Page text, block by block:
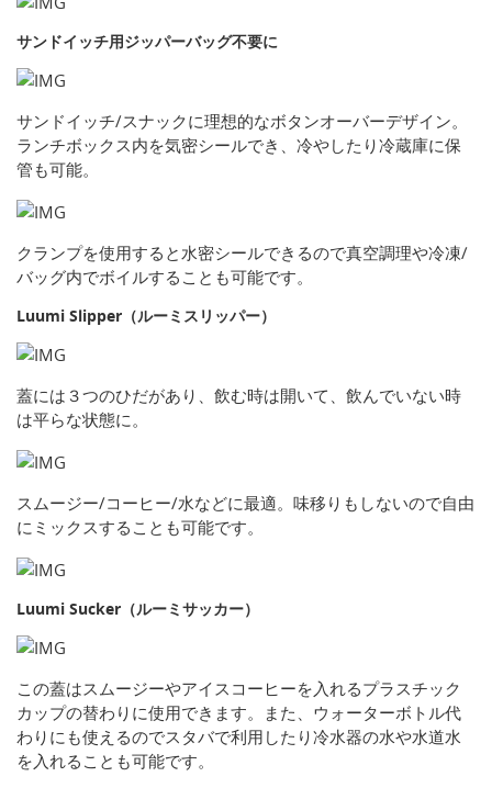
サンドイッチ用ジッパーバッグ不要に
サンドイッチ/スナックに理想的なボタンオーバーデザイン。
ランチボックス内を気密シールでき、冷やしたり冷蔵庫に保
管も可能。
クランプを使用すると水密シールできるので真空調理や冷凍/
バッグ内でボイルすることも可能です。
Luumi Slipper（ルーミスリッパー）
蓋には３つのひだがあり、飲む時は開いて、飲んでいない時
は平らな状態に。
スムージー/コーヒー/水などに最適。味移りもしないので自由
にミックスすることも可能です。
Luumi Sucker（ルーミサッカー）
この蓋はスムージーやアイスコーヒーを入れるプラスチック
カップの替わりに使用できます。また、ウォーターボトル代
わりにも使えるのでスタバで利用したり冷水器の水や水道水
を入れることも可能です。